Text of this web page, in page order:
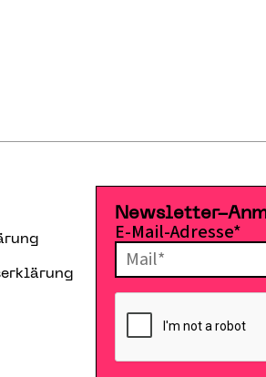
Newsletter-
E-Mail-Adresse*